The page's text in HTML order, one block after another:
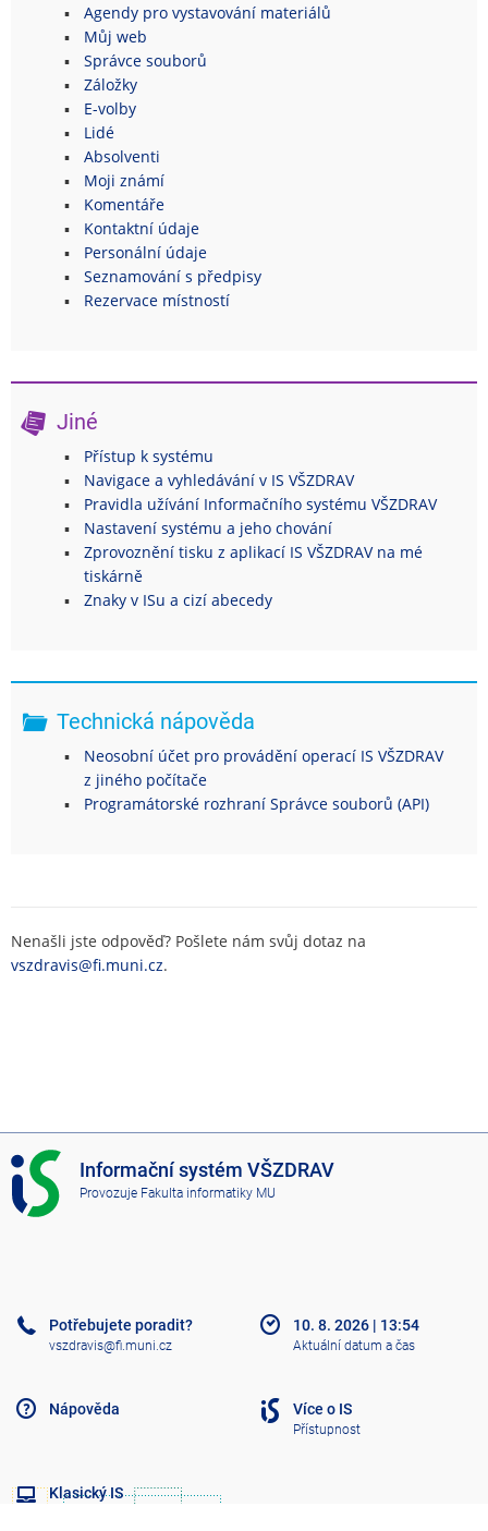
Agendy pro vystavování materiálů
Můj web
Správce souborů
Záložky
E-volby
Lidé
Absolventi
Moji známí
Komentáře
Kontaktní údaje
Personální údaje
Seznamování s předpisy
Rezervace místností
Jiné
Přístup k systému
Navigace a vyhledávání v IS VŠZDRAV
Pravidla užívání Informačního systému VŠZDRAV
Nastavení systému a jeho chování
Zprovoznění tisku z aplikací IS VŠZDRAV na mé
tiskárně
Znaky v ISu a cizí abecedy
Technická nápověda
Neosobní účet pro provádění operací IS VŠZDRAV
z jiného počítače
Programátorské rozhraní Správce souborů (API)
Nenašli jste odpověď? Pošlete nám svůj dotaz na
vszdravis@fi.muni.cz.
I
S
V
A
Informační systém VŠZDRAV
Provozuje Fakulta informatiky MU
Potřebujete poradit?
vszdravis@fi.muni.cz
Nápověda
Klasický IS
10. 8. 2026 | 13:54
Aktuální datum a čas
Více o IS
Přístupnost